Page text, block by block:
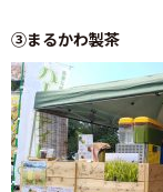
③まるかわ製茶